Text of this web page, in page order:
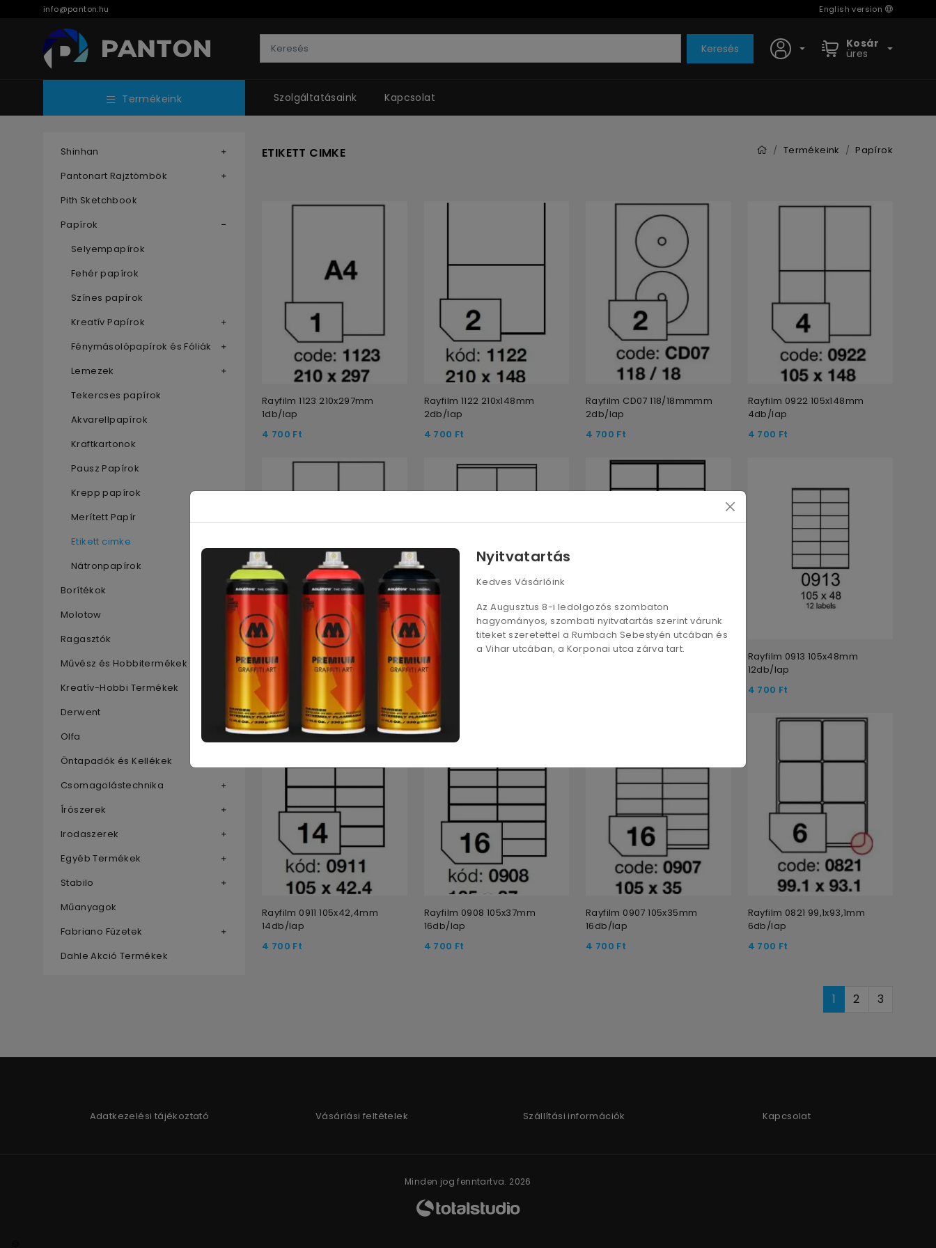
Nyitvatartás
Kedves Vásárlóink
Az Augusztus 8-i ledolgozós szombaton
hagyományos, szombati nyitvatartás szerint várunk
titeket szeretettel a Rumbach Sebestyén utcában és
a Vihar utcában, a Korponai utca zárva tart.
info@panton.hu English version
Keresés Kosár
üres
Termékeink Szolgáltatásaink Kapcsolat
Shinhan
Pantonart Rajztömbök
Pith Sketchbook
Papírok
Selyempapírok
Fehér papírok
Színes papírok
Kreatív Papírok
Fénymásolópapírok és Fóliák
Lemezek
Tekercses papírok
Akvarellpapírok
Kraftkartonok
Pausz Papírok
Krepp papírok
Merített Papír
Etikett cimke
Nátronpapírok
Borítékok
Molotow
Ragasztók
Művész és Hobbitermékek
Kreatív-Hobbi Termékek
Derwent
Olfa
Öntapadók és Kellékek
Csomagolástechnika
Írószerek
Irodaszerek
Egyéb Termékek
Stabilo
Műanyagok
Fabriano Füzetek
Dahle Akció Termékek
ETIKETT CIMKE Termékeink Papírok
Rayfilm 1123 210x297mm
1db/lap
4 700 Ft
Rayfilm 1122 210x148mm
2db/lap
4 700 Ft
Rayfilm CD07 118/18mmmm
2db/lap
4 700 Ft
Rayfilm 0922 105x148mm
4db/lap
4 700 Ft
Rayfilm 0931 105x74,2mm
8db/lap
Rayfilm 0918 105x70mm
8db/lap
Rayfilm 0913 105x48mm
12db/lap
4 700 Ft
Rayfilm 0911 105x42,4mm
14db/lap
4 700 Ft
Rayfilm 0908 105x37mm
16db/lap
4 700 Ft
Rayfilm 0907 105x35mm
16db/lap
4 700 Ft
Rayfilm 0821 99,1x93,1mm
6db/lap
4 700 Ft
1 2 3
Adatkezelési tájékoztató Vásárlási feltételek Szállítási információk Kapcsolat
Minden jog fenntartva. 2026